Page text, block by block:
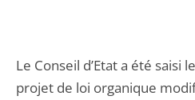
Le Conseil d’Etat a été saisi
projet de loi organique